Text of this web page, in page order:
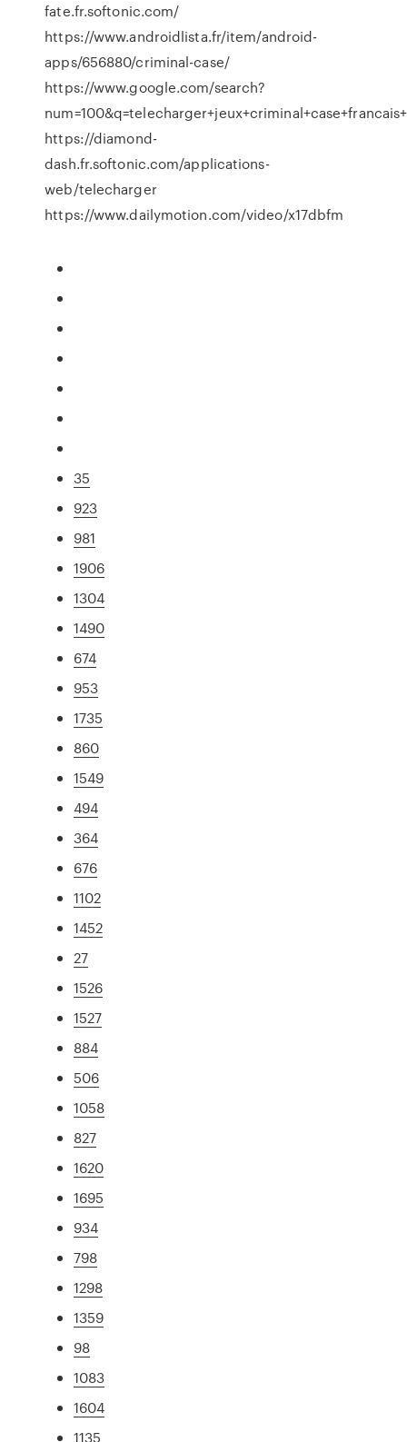
fate.fr.softonic.com/
https://www.androidlista.fr/item/android-
apps/656880/criminal-case/
https://www.google.com/search?
https://diamond-
dash.fr.softonic.com/applications-
web/telecharger
https://www.dailymotion.com/video/x17dbfm
35
923
981
1906
1304
1490
674
953
1735
860
1549
494
364
676
1102
1452
27
1526
1527
884
506
1058
827
1620
1695
934
798
1298
1359
98
1083
1604
1135